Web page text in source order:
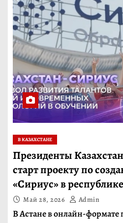
В КАЗАХСТАНЕ
Президенты
старт проекту по
«Сириус» в республике
Май 28, 2026 Admin
В Астане в онлайн-формате